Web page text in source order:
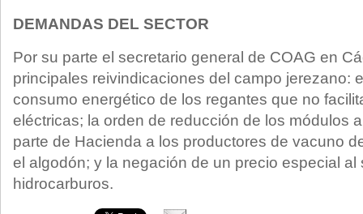
DEMANDAS DEL SECTOR
Por su parte el secretario general de COAG en
principales reivindicaciones del campo jerezano:
consumo energético de los regantes que no
eléctricas; la orden de reducción de los módulos
parte de Hacienda a los productores de vacuno
el algodón; y la negación de un precio especial
hidrocarburos.